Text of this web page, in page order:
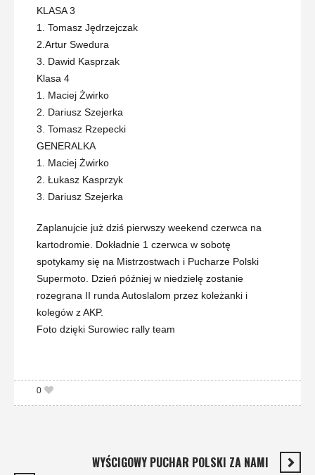
KLASA 3
1. Tomasz Jędrzejczak
2.Artur Swedura
3. Dawid Kasprzak
Klasa 4
1. Maciej Żwirko
2. Dariusz Szejerka
3. Tomasz Rzepecki
GENERALKA
1. Maciej Żwirko
2. Łukasz Kasprzyk
3. Dariusz Szejerka
Zaplanujcie już dziś pierwszy weekend czerwca na
kartodromie. Dokładnie 1 czerwca w sobotę
spotykamy się na Mistrzostwach i Pucharze Polski
Supermoto. Dzień później w niedzielę zostanie
rozegrana II runda Autoslalom przez koleżanki i
kolegów z AKP.
Foto dzięki Surowiec rally team
0
WYŚCIGOWY PUCHAR POLSKI ZA NAMI